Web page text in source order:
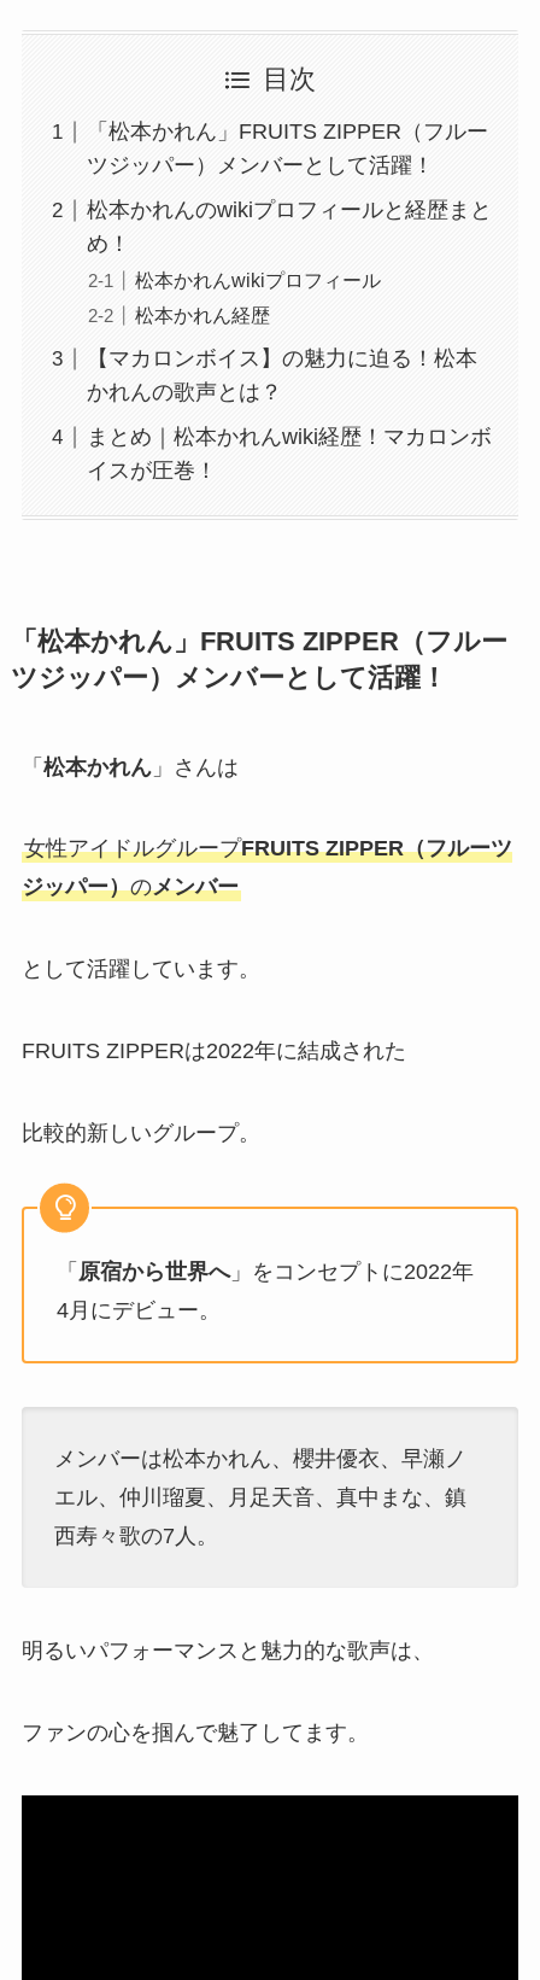
目次
「松本かれん」FRUITS ZIPPER（フルー
ツジッパー）メンバーとして活躍！
松本かれんのwikiプロフィールと経歴まと
め！
松本かれんwikiプロフィール
松本かれん経歴
【マカロンボイス】の魅力に迫る！松本
かれんの歌声とは？
まとめ｜松本かれんwiki経歴！マカロンボ
イスが圧巻！
「松本かれん」FRUITS ZIPPER（フルー
ツジッパー）メンバーとして活躍！
「 松本かれん」さんは
女性アイドルグループFRUITS ZIPPER（フルーツ
ジッパー）のメンバー
として活躍しています。
FRUITS ZIPPERは2022年に結成された
比較的新しいグループ。
「 原宿から世界へ」をコンセプトに2022年
4月にデビュー。
メンバーは松本かれん、櫻井優衣、早瀬ノ
エル、仲川瑠夏、月足天音、真中まな、鎮
西寿々歌の7人。
明るいパフォーマンスと魅力的な歌声は、
ファンの心を掴んで魅了してます。